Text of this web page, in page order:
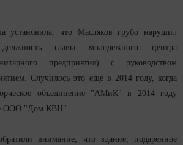
установила, что Масляков грубо нарушил
главы молодежного центра
предприятия) с руководством
Случилось это еще в 2014 году, когда
объединение "АМиК" в 2014 году
ООО "Дом КВН".
внимание, что здание, подаренное